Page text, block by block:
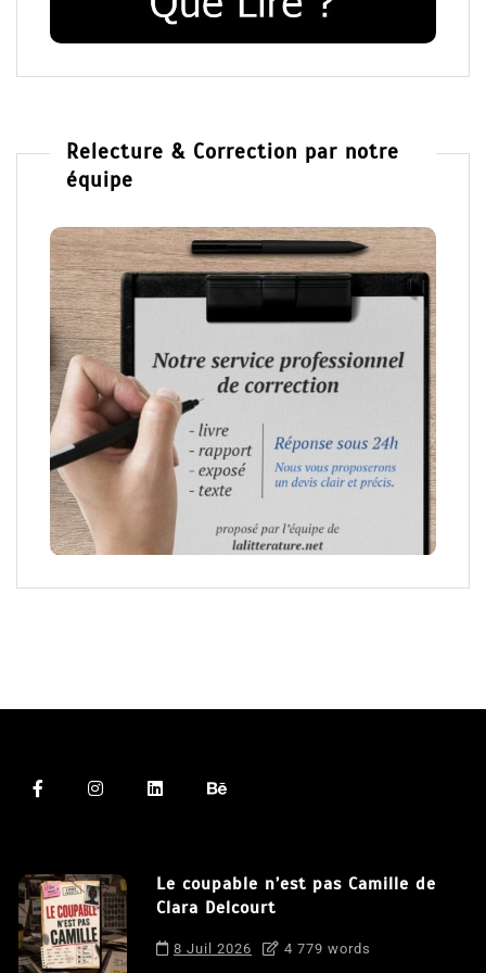
Relecture & Correction par notre
équipe
Le coupable n’est pas Camille de
Clara Delcourt
8 Juil 2026 4 779 words